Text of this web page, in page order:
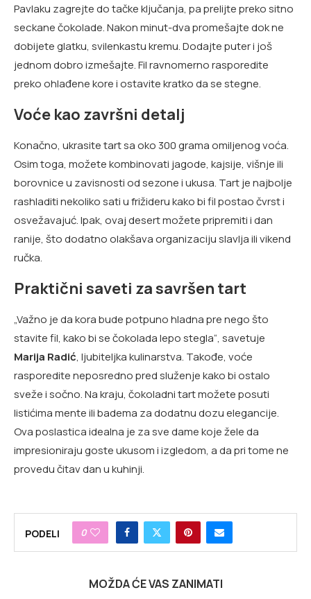
Pavlaku zagrejte do tačke ključanja, pa prelijte preko sitno
seckane čokolade. Nakon minut-dva promešajte dok ne
dobijete glatku, svilenkastu kremu. Dodajte puter i još
jednom dobro izmešajte. Fil ravnomerno rasporedite
preko ohlađene kore i ostavite kratko da se stegne.
Voće kao završni detalj
Konačno, ukrasite tart sa oko 300 grama omiljenog voća.
Osim toga, možete kombinovati jagode, kajsije, višnje ili
borovnice u zavisnosti od sezone i ukusa. Tart je najbolje
rashladiti nekoliko sati u frižideru kako bi fil postao čvrst i
osvežavajuć. Ipak, ovaj desert možete pripremiti i dan
ranije, što dodatno olakšava organizaciju slavlja ili vikend
ručka.
Praktični saveti za savršen tart
„Važno je da kora bude potpuno hladna pre nego što
stavite fil, kako bi se čokolada lepo stegla“, savetuje
Marija Radić, ljubiteljka kulinarstva. Takođe, voće
rasporedite neposredno pred služenje kako bi ostalo
sveže i sočno. Na kraju, čokoladni tart možete posuti
listićima mente ili badema za dodatnu dozu elegancije.
Ova poslastica idealna je za sve dame koje žele da
impresioniraju goste ukusom i izgledom, a da pri tome ne
provedu čitav dan u kuhinji.
PODELI 0
MOŽDA ĆE VAS ZANIMATI